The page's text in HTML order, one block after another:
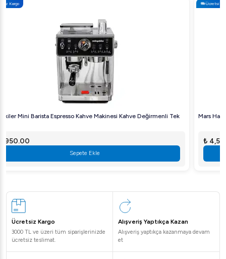
Ücretsiz Kargo
Mars Hars Mini Buzdolabı Soğutma ve Isıtma 12v ve 220v 10Lt
₺ 4,500.00
Sepete Ekle
Ücretsiz Kargo
3000 TL ve üzeri tüm siparişlerinizde
ücretsiz teslimat.
Alışveriş Yaptıkça Kazan
Alışveriş yaptıkça kazanmaya devam
et